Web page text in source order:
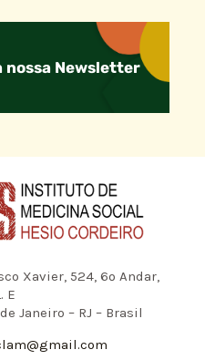
nossa Newsletter
Xavier, 524, 6º Andar,
E
Janeiro – RJ – Brasil